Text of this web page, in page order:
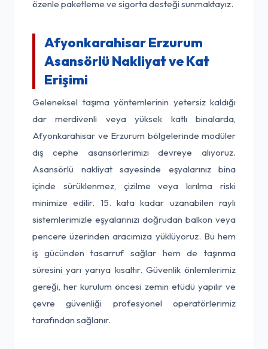
özenle paketleme ve sigorta desteği sunmaktayız.
Afyonkarahisar Erzurum
Asansörlü Nakliyat ve Kat
Erişimi
Geleneksel taşıma yöntemlerinin yetersiz kaldığı
dar merdivenli veya yüksek katlı binalarda,
Afyonkarahisar ve Erzurum bölgelerinde modüler
dış cephe asansörlerimizi devreye alıyoruz.
Asansörlü nakliyat sayesinde eşyalarınız bina
içinde sürüklenmez, çizilme veya kırılma riski
minimize edilir. 15. kata kadar uzanabilen raylı
sistemlerimizle eşyalarınızı doğrudan balkon veya
pencere üzerinden aracımıza yüklüyoruz. Bu hem
iş gücünden tasarruf sağlar hem de taşınma
süresini yarı yarıya kısaltır. Güvenlik önlemlerimiz
gereği, her kurulum öncesi zemin etüdü yapılır ve
çevre güvenliği profesyonel operatörlerimiz
tarafından sağlanır.